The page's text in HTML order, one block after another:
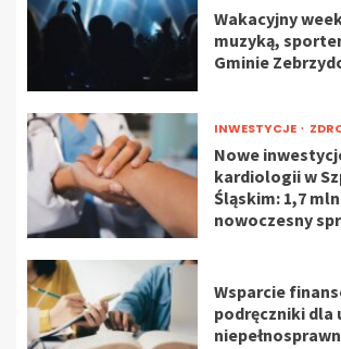
Wakacyjny
muzyką,
Gminie
INWESTYCJE
Nowe
kardiologii w
Śląskim: 1,7 mln
nowoczesny
Wsparcie
podręczniki dla